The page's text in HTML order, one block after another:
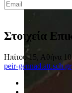
Στοιχεία
Ηπίτου 15, Αθήνα
peir-gennad.att.sch.gr